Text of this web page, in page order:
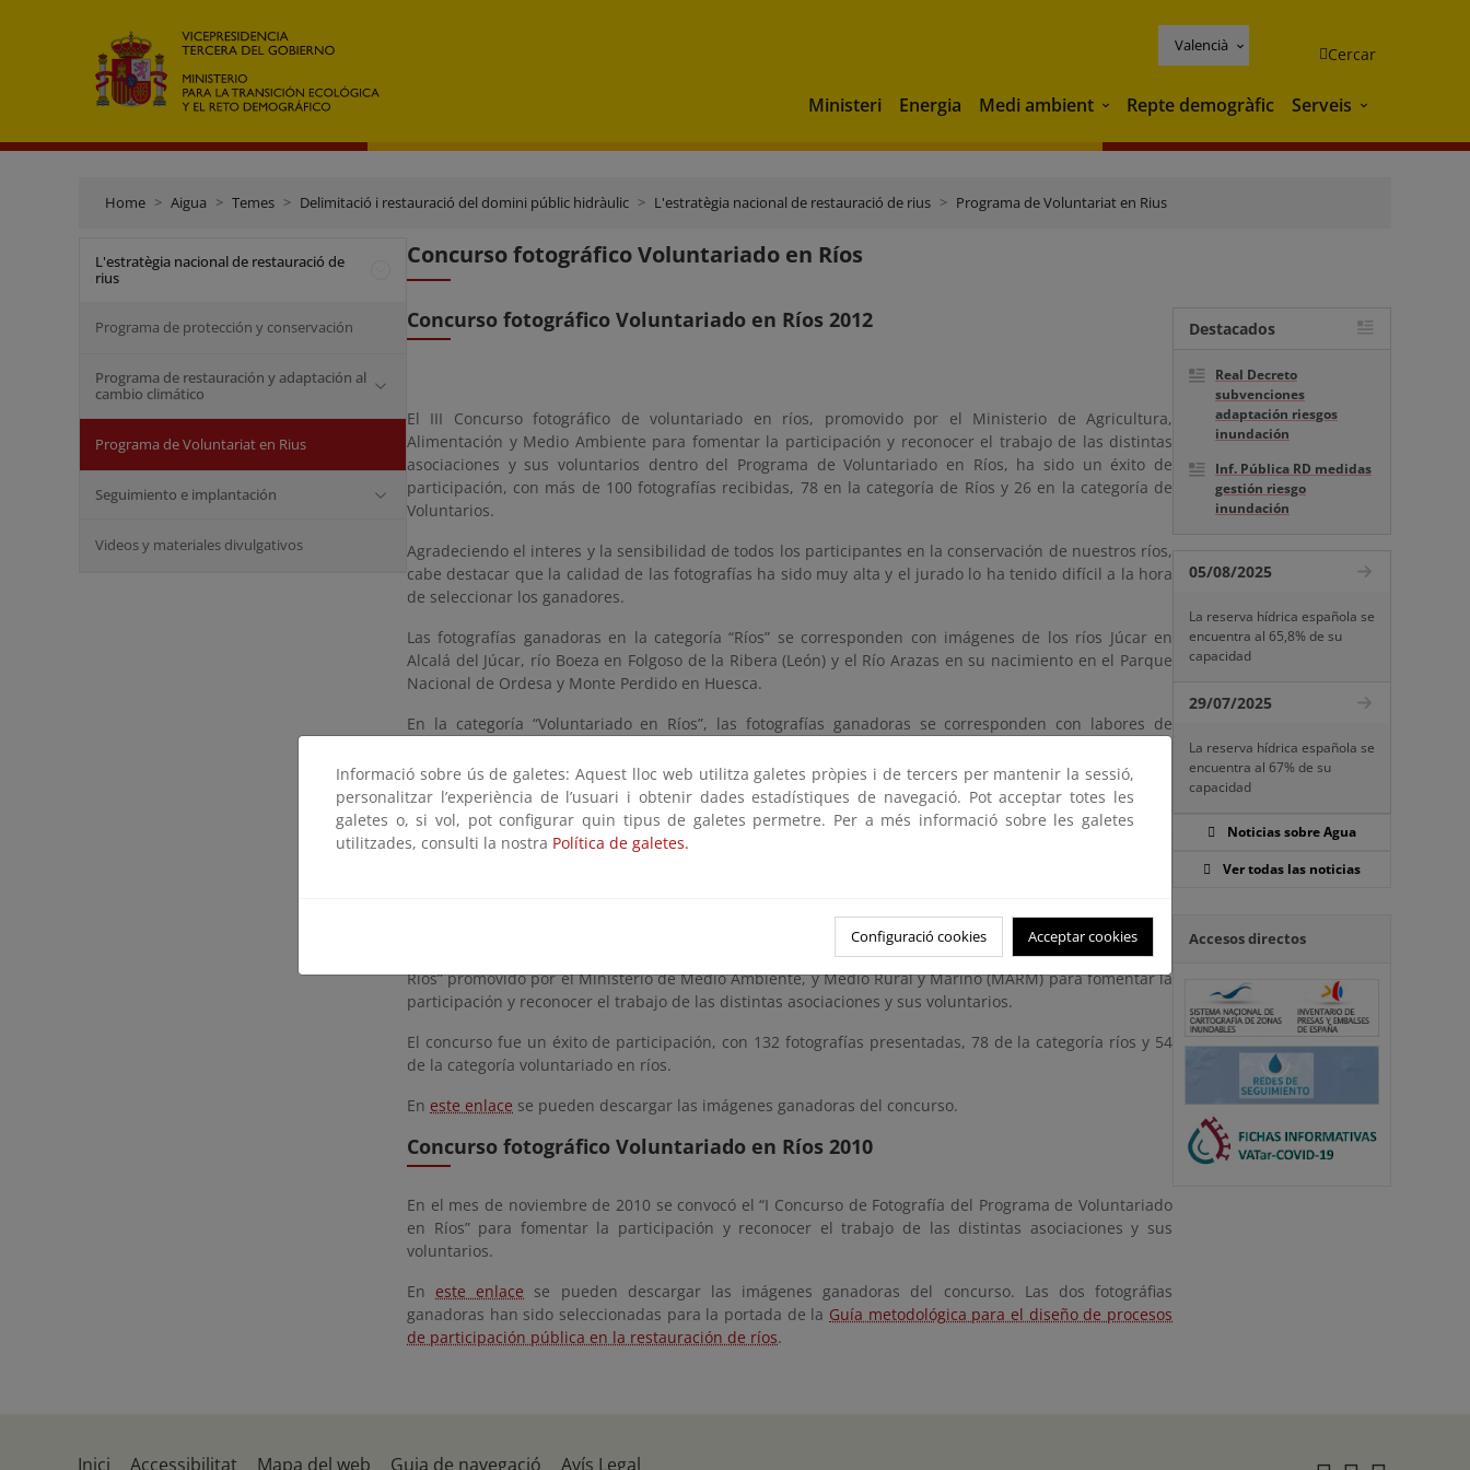
Valencià Cercar
Ministeri Energia Medi ambient Medi ambient
Repte demogràfic Serveis Serveis
Home Aigua Temes Delimitació i restauració del domini públic hidràulic L'estratègia nacional de restauració de rius Programa de Voluntariat en Rius
L'estratègia nacional de restauració de
rius
Programa de protección y conservación
Programa de restauración y adaptación al
cambio climático
Programa de Voluntariat en Rius
Seguimiento e implantación
Videos y materiales divulgativos
Concurso fotográfico Voluntariado en Ríos
Concurso fotográfico Voluntariado en Ríos 2012
El III Concurso fotográfico de voluntariado en ríos, promovido por el Ministerio de Agricultura,
Alimentación y Medio Ambiente para fomentar la participación y reconocer el trabajo de las distintas
asociaciones y sus voluntarios dentro del Programa de Voluntariado en Ríos, ha sido un éxito de
participación, con más de 100 fotografías recibidas, 78 en la categoría de Ríos y 26 en la categoría de
Voluntarios.
Agradeciendo el interes y la sensibilidad de todos los participantes en la conservación de nuestros ríos,
cabe destacar que la calidad de las fotografías ha sido muy alta y el jurado lo ha tenido difícil a la hora
de seleccionar los ganadores.
Las fotografías ganadoras en la categoría “Ríos” se corresponden con imágenes de los ríos Júcar en
Alcalá del Júcar, río Boeza en Folgoso de la Ribera (León) y el Río Arazas en su nacimiento en el Parque
Nacional de Ordesa y Monte Perdido en Huesca.
En la categoría “Voluntariado en Ríos”, las fotografías ganadoras se corresponden con labores de
voluntariado enmarcadas en actuaciones ejecutadas en colaboración con Cruz Roja en Bembibre (León),
CRANA en Tafalla (Navarra) y el grupo Scout Fénix 215 de ASDE , en Higueruelas (Valencia).
En esteenlacese pueden descargar las fotografías ganadoras del concurso. En breve, el MAGRAMA se
pondrá en contacto con los ganadores para enviar los seis premios que en total se repartirán en las 2
categorías.
En el mes de Octubre de 2011 se convocó el “II Concurso de Fotografía del Programa de Voluntariado en
Ríos” promovido por el Ministerio de Medio Ambiente, y Medio Rural y Marino (MARM) para fomentar la
participación y reconocer el trabajo de las distintas asociaciones y sus voluntarios.
El concurso fue un éxito de participación, con 132 fotografías presentadas, 78 de la categoría ríos y 54
de la categoría voluntariado en ríos.
En este enlace se pueden descargar las imágenes ganadoras del concurso.
Concurso fotográfico Voluntariado en Ríos 2010
En el mes de noviembre de 2010 se convocó el “I Concurso de Fotografía del Programa de Voluntariado
en Ríos” para fomentar la participación y reconocer el trabajo de las distintas asociaciones y sus
voluntarios.
En este enlace se pueden descargar las imágenes ganadoras del concurso. Las dos fotográfias
ganadoras han sido seleccionadas para la portada de la Guía metodológica para el diseño de procesos
de participación pública en la restauración de ríos.
Destacados
Real Decreto
subvenciones
adaptación riesgos
inundación
Inf. Pública RD medidas
gestión riesgo
inundación
05/08/2025
La reserva hídrica española se
encuentra al 65,8% de su
capacidad
29/07/2025
La reserva hídrica española se
encuentra al 67% de su
capacidad
Noticias sobre Agua
Ver todas las noticias
Accesos directos
Informació sobre ús de galetes: Aquest lloc web utilitza galetes pròpies i de tercers per mantenir la sessió,
personalitzar l’experiència de l’usuari i obtenir dades estadístiques de navegació. Pot acceptar totes les
galetes o, si vol, pot configurar quin tipus de galetes permetre. Per a més informació sobre les galetes
utilitzades, consulti la nostra Política de galetes.
Configuració cookies Acceptar cookies
Inici Accessibilitat Mapa del web Guia de navegació Avís Legal